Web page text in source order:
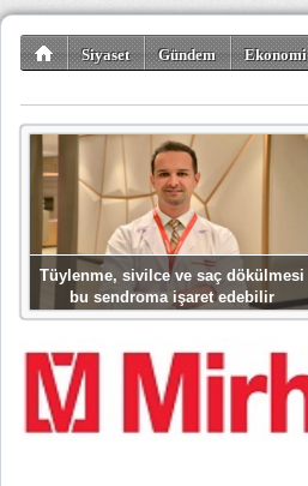
Siyaset Gündem Ekonomi
Tüylenme, sivilce ve saç dökülmesi
bu sendroma işaret edebilir